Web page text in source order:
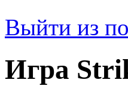
Выйти из
Игра